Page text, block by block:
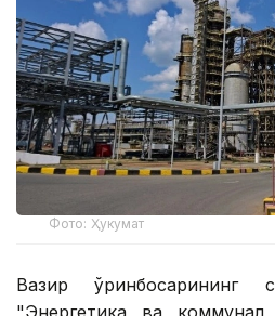
Фото: Ҳукумат
Вазир ўринбосарининг
"Энергетика ва коммунал